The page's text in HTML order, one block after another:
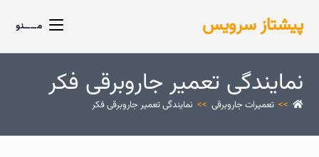
پیشتاز سرویس مــــنو
نمایندگی تعمیر جاروبرقی فکر
>> تعمیرات جاروبرقی >> نمایندگی تعمیر جاروبرقی فکر